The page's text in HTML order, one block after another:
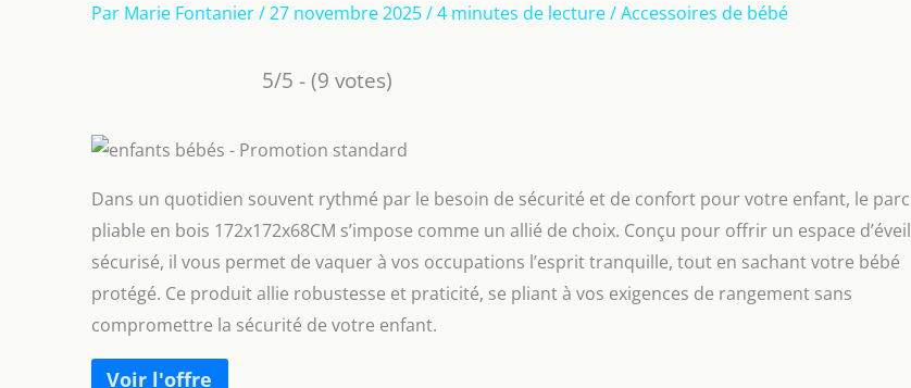
Par Marie Fontanier/27 novembre 2025/4 minutes de lecture/Accessoires de bébé
5/5 - (9 votes)
Dans un quotidien souvent rythmé par le besoin de sécurité et de confort pour votre enfant, le parc
pliable en bois 172x172x68CM s’impose comme un allié de choix. Conçu pour offrir un espace d’éveil
sécurisé, il vous permet de vaquer à vos occupations l’esprit tranquille, tout en sachant votre bébé
protégé. Ce produit allie robustesse et praticité, se pliant à vos exigences de rangement sans
compromettre la sécurité de votre enfant.